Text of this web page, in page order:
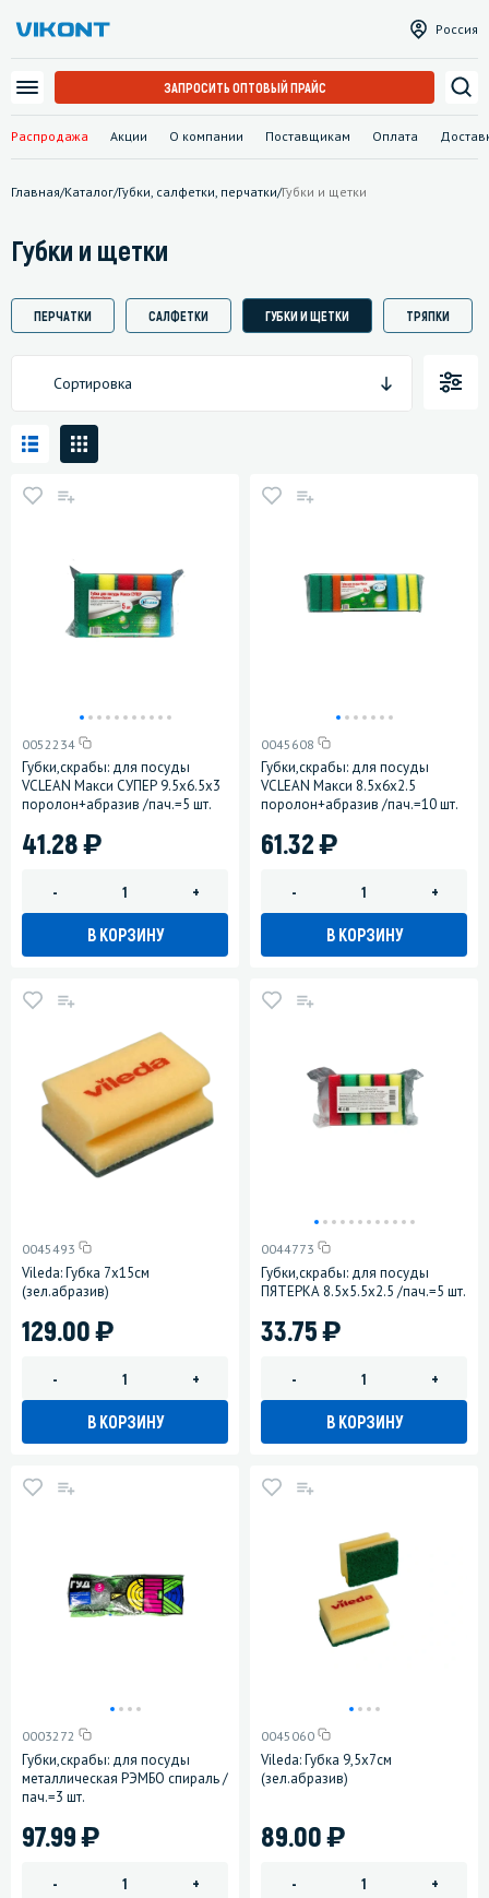
Распродажа Акции О компании Поставщикам Оплата
Россия
ЗАПРОСИТЬ ОПТОВЫЙ ПРАЙС
Главная/Каталог/Губки, салфетки, перчатки/Губки и щетки
Губки и щетки
ПЕРЧАТКИ САЛФЕТКИ ГУБКИ И ЩЕТКИ ТРЯПКИ
Сортировка
0052234
Губки,скрабы: для посуды
VCLEAN Макси СУПЕР 9.5х6.5х3
поролон+абразив /пач.=5 шт.
41.28)
- +
В КОРЗИНУ
0045608
Губки,скрабы: для посуды
VCLEAN Макси 8.5х6х2.5
поролон+абразив /пач.=10 шт.
61.32)
- +
В КОРЗИНУ
0045493
Vileda: Губка 7х15см
(зел.абразив)
129.00)
- +
В КОРЗИНУ
0044773
Губки,скрабы: для посуды
ПЯТЕРКА 8.5х5.5х2.5 /пач.=5 шт.
33.75)
- +
В КОРЗИНУ
0003272
Губки,скрабы: для посуды
металлическая РЭМБО спираль /
пач.=3 шт.
97.99)
- +
0045060
Vileda: Губка 9,5х7см
(зел.абразив)
89.00)
- +